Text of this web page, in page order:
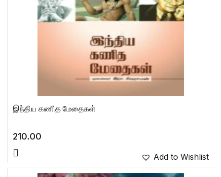
இந்திய கணித மேதைகள்
210.00
Add to Wishlist